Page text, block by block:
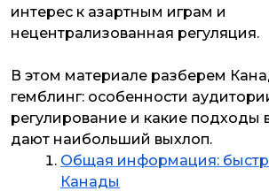
интерес к азартным играм и
нецентрализованная регуляция.
В этом материале разберем
гемблинг: особенности
регулирование и какие подходы
дают наибольший выхлоп.
Общая информация:
Канады